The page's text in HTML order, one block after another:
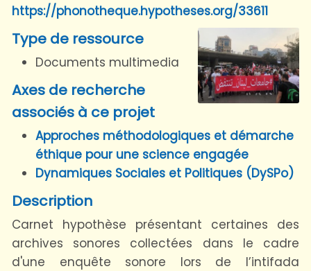
https://phonotheque.hypotheses.org/33611
Type de ressource
Documents multimedia
Axes de recherche
associés à ce projet
Approches méthodologiques et démarche
éthique pour une science engagée
Dynamiques Sociales et Politiques (DySPo)
Description
Carnet hypothèse présentant certaines des
archives sonores collectées dans le cadre
d'une enquête sonore lors de l’intifada